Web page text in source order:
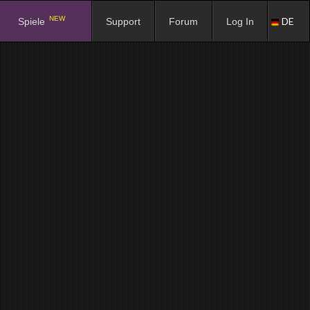
Spiele NEW Support Forum Log In DE